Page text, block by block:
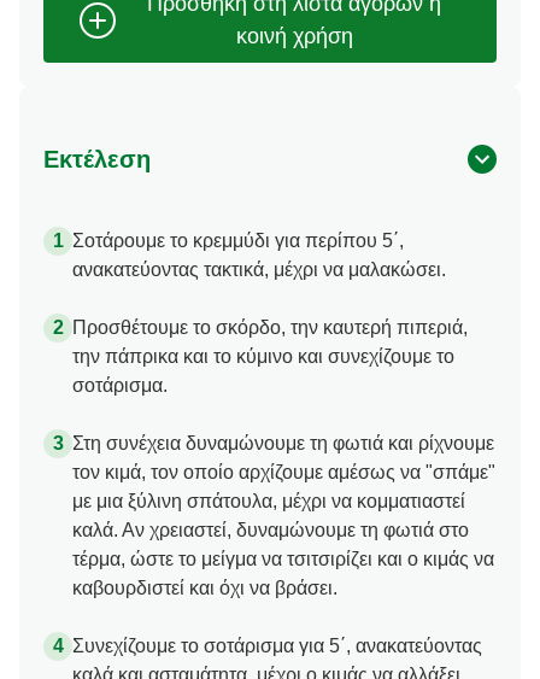
Εκτέλεση
Σοτάρουμε το κρεμμύδι για περίπου 5΄,
ανακατεύοντας τακτικά, μέχρι να μαλακώσει.
Προσθέτουμε το σκόρδο, την καυτερή πιπεριά,
την πάπρικα και το κύμινο και συνεχίζουμε το
σοτάρισμα.
Στη συνέχεια δυναμώνουμε τη φωτιά και ρίχνουμε
τον κιμά, τον οποίο αρχίζουμε αμέσως να "σπάμε"
με μια ξύλινη σπάτουλα, μέχρι να κομματιαστεί
καλά. Αν χρειαστεί, δυναμώνουμε τη φωτιά στο
τέρμα, ώστε το μείγμα να τσιτσιρίζει και ο κιμάς να
καβουρδιστεί και όχι να βράσει.
Συνεχίζουμε το σοτάρισμα για 5΄, ανακατεύοντας
καλά και ασταμάτητα, μέχρι ο κιμάς να αλλάξει